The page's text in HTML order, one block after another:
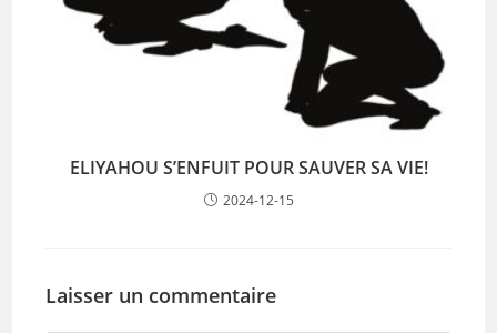
ELIYAHOU S’ENFUIT POUR SAUVER SA VIE!
2024-12-15
Laisser un commentaire